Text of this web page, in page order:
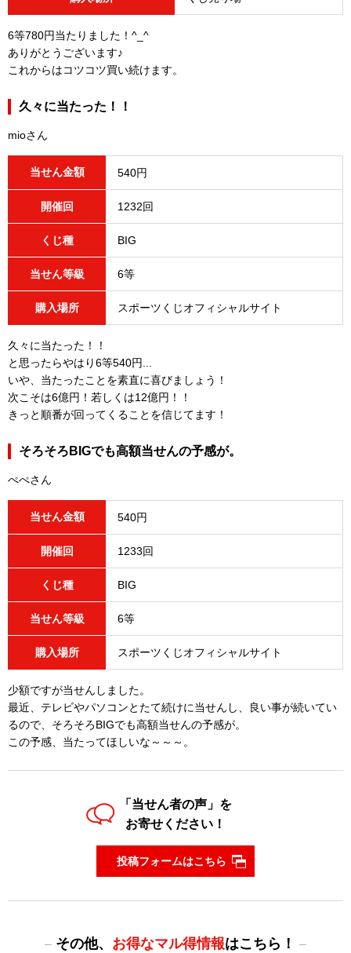
6等780円当たりました！^_^
ありがとうございます♪
これからはコツコツ買い続けます。
久々に当たった！！
mioさん
当せん金額 540円
開催回 1232回
くじ種 BIG
当せん等級 6等
購入場所 スポーツくじオフィシャルサイト
久々に当たった！！
と思ったらやはり6等540円...
いや、当たったことを素直に喜びましょう！
次こそは6億円！若しくは12億円！！
きっと順番が回ってくることを信じてます！
そろそろBIGでも高額当せんの予感が。
ぺぺさん
当せん金額 540円
開催回 1233回
くじ種 BIG
当せん等級 6等
購入場所 スポーツくじオフィシャルサイト
少額ですが当せんしました。
最近、テレビやパソコンとたて続けに当せんし、良い事が続いてい
るので、そろそろBIGでも高額当せんの予感が。
この予感、当たってほしいな～～～。
「当せん者の声」を
お寄せください！
投稿フォームはこちら
その他、 お得なマル得情報はこちら！